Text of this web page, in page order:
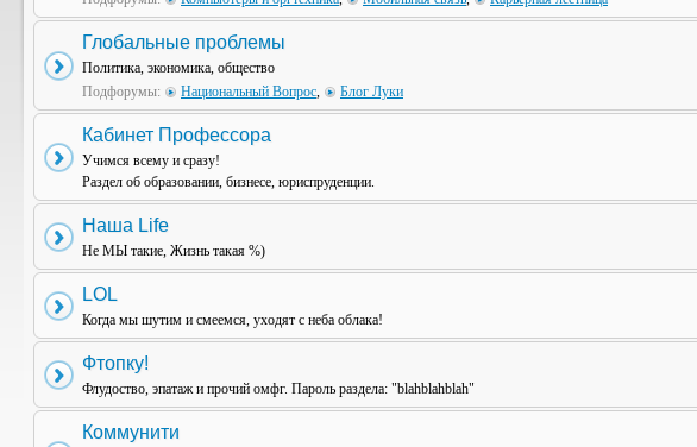
Глобальные проблемы
Политика, экономика, общество
Подфорумы:
Национальный Вопрос, Блог Луки
Кабинет Профессора
Учимся всему и сразу!
Раздел об образовании, бизнесе, юриспруденции.
Наша Life
Не МЫ такие, Жизнь такая %)
LOL
Когда мы шутим и смеемся, уходят с неба облака!
Фтопку!
Флудоство, эпатаж и прочий омфг. Пароль раздела: "blahblahblah"
Коммунити